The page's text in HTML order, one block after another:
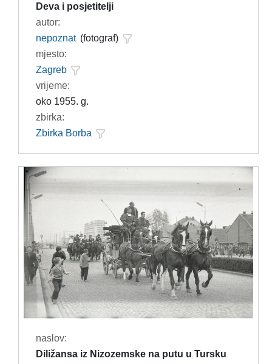
Deva i posjetitelji
autor:
nepoznat (fotograf)
mjesto:
Zagreb
vrijeme:
oko 1955. g.
zbirka:
Zbirka Borba
naslov:
Diližansa iz Nizozemske na putu u Tursku